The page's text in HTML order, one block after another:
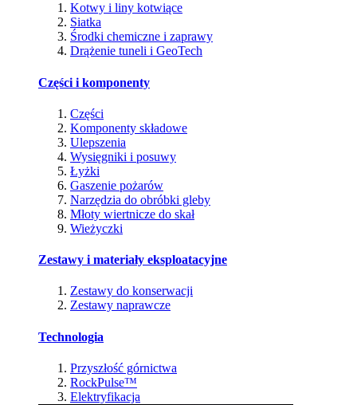
Kotwy i liny kotwiące
Siatka
Środki chemiczne i zaprawy
Drążenie tuneli i GeoTech
Części i komponenty
Części
Komponenty składowe
Ulepszenia
Wysięgniki i posuwy
Łyżki
Gaszenie pożarów
Narzędzia do obróbki gleby
Młoty wiertnicze do skał
Wieżyczki
Zestawy i materiały eksploatacyjne
Zestawy do konserwacji
Zestawy naprawcze
Technologia
Przyszłość górnictwa
RockPulse™
Elektryfikacja